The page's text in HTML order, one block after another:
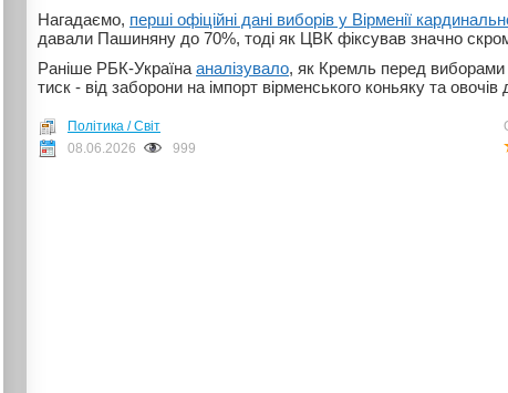
Нагадаємо, перші офіційні дані виборів у Вірменії
давали Пашиняну до 70%, тоді як ЦВК фіксував значно
Раніше РБК-Україна аналізувало, як Кремль перед виборами
тиск - від заборони на імпорт вірменського коньяку та овочів
Політика / Світ
08.06.2026
999